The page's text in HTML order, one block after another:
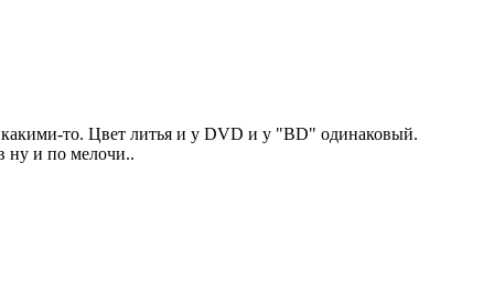
какими-то. Цвет литья и у DVD и у "BD" одинаковый.
ну и по мелочи..